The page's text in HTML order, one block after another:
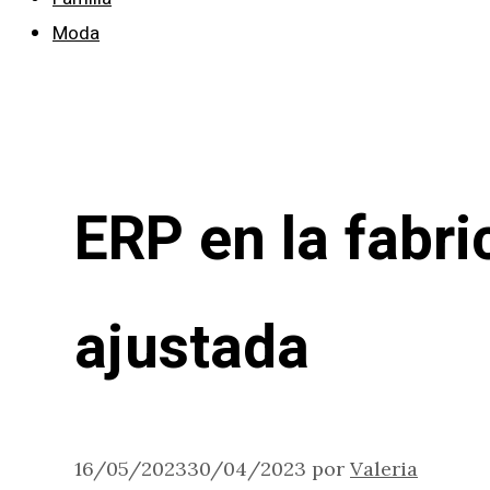
Moda
ERP en la
ajustada
16/05/202330/04/2023 por Valeria